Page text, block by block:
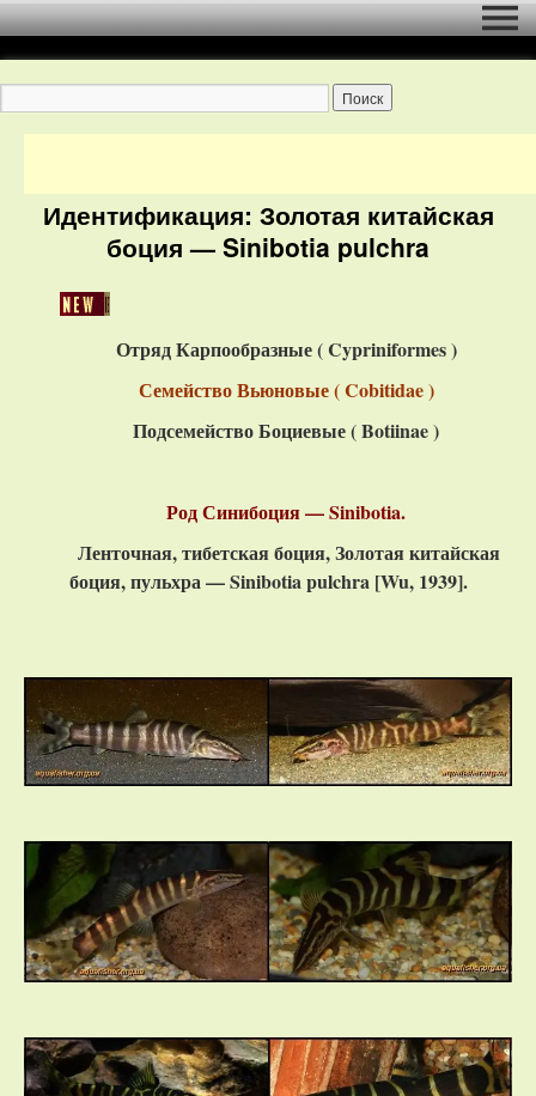
Идентификация: Золотая китайская
боция — Sinibotia pulchra
Отряд Карпообразные (Cypriniformes)
Семейство Вьюновые ( Cobitidae )
Подсемейство Боциевые ( Botiinae )
Род Синибоция — Sinibotia.
Ленточная, тибетская боция, Золотая китайская
боция, пульхра — Sinibotia pulchra [Wu, 1939].